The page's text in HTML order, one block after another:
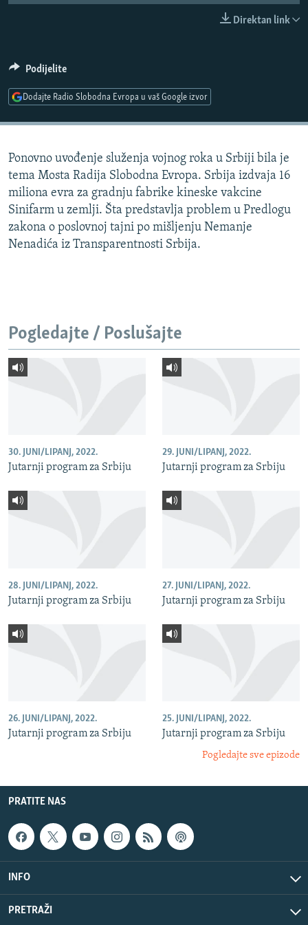
SPECIJALI RSE
VIŠE OD NASLOVA
TV LIBERTY
POST SCRIPTUM
MOJA EVROPA
TRI DECENIJE OD RATA U BIH
PRATITE NAS
Sve RFE/RL stranice
Direktan link
Podijelite
Dodajte Radio Slobodna Evropa u vaš Google izvor
Ponovno uvođenje služenja vojnog roka u Srbiji bila je
tema Mosta Radija Slobodna Evropa. Srbija izdvaja 16
miliona evra za gradnju fabrike kineske vakcine
Sinifarm u zemlji. Šta predstavlja problem u Predlogu
zakona o poslovnoj tajni po mišljenju Nemanje
Nenadića iz Transparentnosti Srbija.
Pogledajte / Poslušajte
30. JUNI/LIPANJ, 2022.
Jutarnji program za Srbiju
29. JUNI/LIPANJ, 2022.
Jutarnji program za Srbiju
28. JUNI/LIPANJ, 2022.
Jutarnji program za Srbiju
27. JUNI/LIPANJ, 2022.
Jutarnji program za Srbiju
26. JUNI/LIPANJ, 2022.
Jutarnji program za Srbiju
25. JUNI/LIPANJ, 2022.
Jutarnji program za Srbiju
Pogledajte sve epizode
PRATITE NAS
INFO
PRETRAŽI